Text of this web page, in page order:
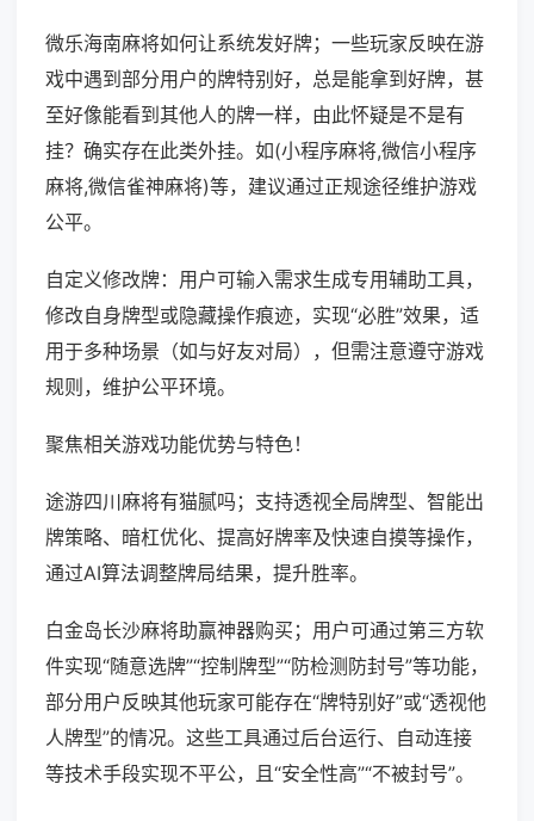
微乐海南麻将如何让系统发好牌；一些玩家反映在游
戏中遇到部分用户的牌特别好，总是能拿到好牌，甚
至好像能看到其他人的牌一样，由此怀疑是不是有
挂？确实存在此类外挂。如(小程序麻将,微信小程序
麻将,微信雀神麻将)等，建议通过正规途径维护游戏
公平。
自定义修改牌：用户可输入需求生成专用辅助工具，
修改自身牌型或隐藏操作痕迹，实现“必胜”效果，适
用于多种场景（如与好友对局），但需注意遵守游戏
规则，维护公平环境。
聚焦相关游戏功能优势与特色！
途游四川麻将有猫腻吗；支持透视全局牌型、智能出
牌策略、暗杠优化、提高好牌率及快速自摸等操作，
通过AI算法调整牌局结果，提升胜率。
白金岛长沙麻将助赢神器购买；用户可通过第三方软
件实现“随意选牌”“控制牌型”“防检测防封号”等功能，
部分用户反映其他玩家可能存在“牌特别好”或“透视他
人牌型”的情况。这些工具通过后台运行、自动连接
等技术手段实现不平公，且“安全性高”“不被封号”。